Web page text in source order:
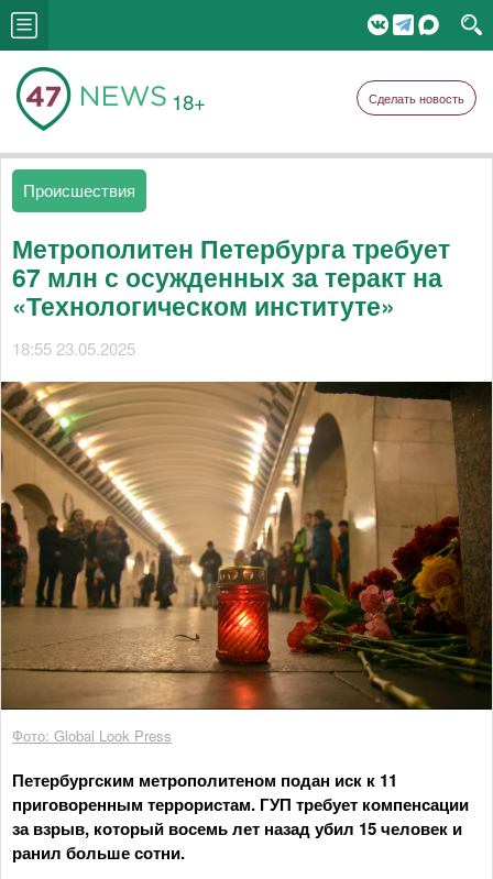
18+ Сделать новость
Происшествия
Метрополитен Петербурга требует
67 млн с осужденных за теракт на
«Технологическом институте»
18:55 23.05.2025
Фото: Global Look Press
Петербургским метрополитеном подан иск к 11
приговоренным террористам. ГУП требует компенсации
за взрыв, который восемь лет назад убил 15 человек и
ранил больше сотни.